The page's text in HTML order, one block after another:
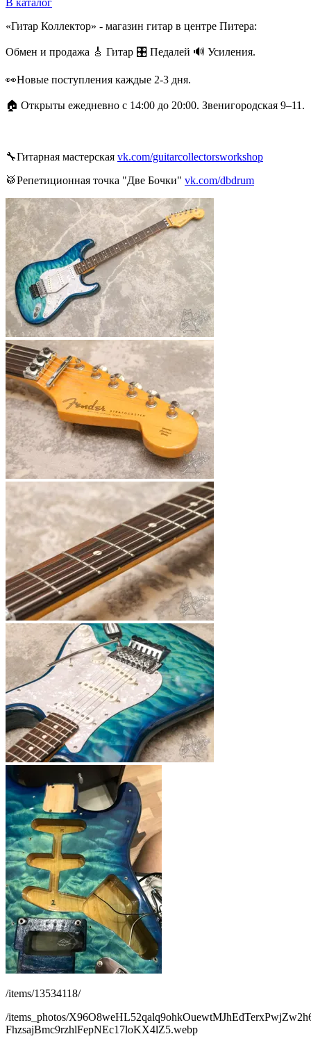
В каталог
«Гитар Коллектор» - магазин гитар в центре Питера:
Обмен и продажа 🎸 Гитар 🎛 Педалей 🔊 Усиления.
👀Новые поступления каждые 2-3 дня.
🏠 Открыты ежедневно с 14:00 до 20:00. Звенигородская 9–11.
🔧Гитарная мастерская vk.com/guitarcollectorsworkshop
🥁Репетиционная точка "Две Бочки" vk.com/dbdrum
/items/13534118/
/items_photos/
FhzsajBmc9rzhlFepNEc17loKX4lZ5.webp